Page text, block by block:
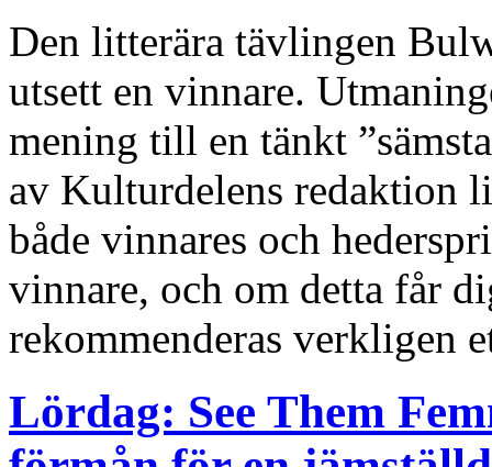
Den litterära tävlingen
utsett en vinnare.
mening till en tänkt
av Kulturdelens redaktion
både vinnares och
vinnare, och om detta får
rekommenderas verkligen
Lördag: See Them